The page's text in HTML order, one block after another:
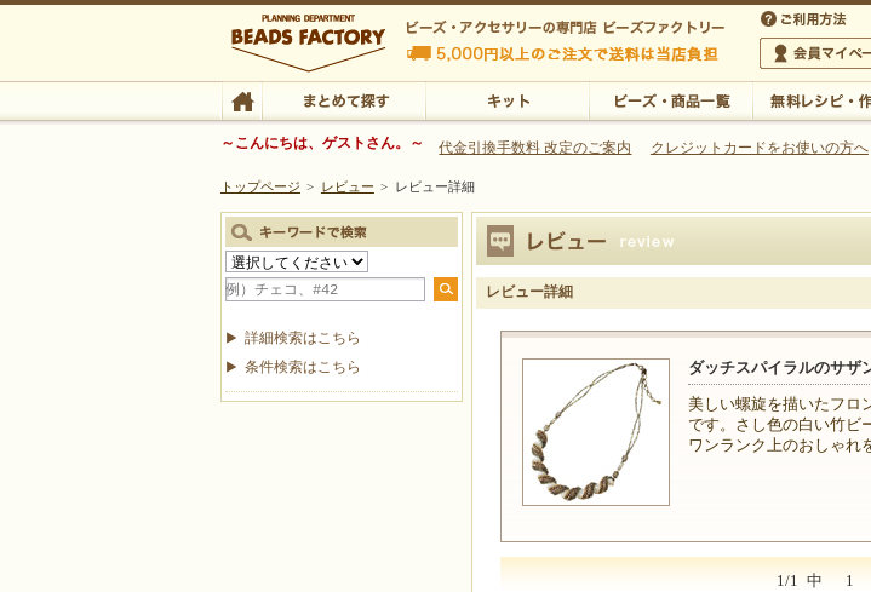
ビーズファクトリー ビーズ・パーツ・金具など・アクセサリーの専門店
ビーズ・アクセサリーの専門店 ビーズファクトリー 5,000円以上のご注
ビーズ・アクセサリーの専門店 ビーズファクトリー 5,000円以上のご注文で送料は当店が負担いたし
会員マイページ
TOP まとめて探す
～こんにちは、ゲストさん。～ 代金引換手数料 改定のご案内 クレジットカードをお使いの方へ
トップページ > レビュー > レビュー詳細
レビュー詳細
ダッチスパイラルのサザ
美しい螺旋を描いたフロ
です。さし色の白い竹ビ
ワンランク上のおしゃれ
1/1 中 1
詳細検索はこちら
条件検索はこちら